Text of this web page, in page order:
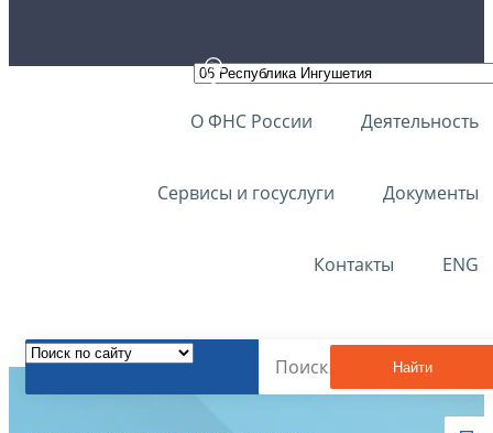
О ФНС России Деятельность
Сервисы и госуслуги Документы
Контакты ENG
Найти